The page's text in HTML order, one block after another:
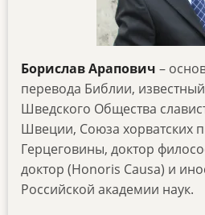
Борислав Арапович –
перевода Библии,
Шведского Общества
Швеции, Союза хорватских
Герцеговины, доктор
доктор (Honoris Causa) и
Российской академии наук.